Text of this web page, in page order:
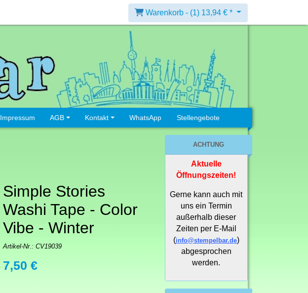
Warenkorb - (1) 13,94 € *
Impressum AGB Kontakt WhatsApp Stellengebote
Simple Stories
Washi Tape - Color
Vibe - Winter
Artikel-Nr.: CV19039
7,50 €
ACHTUNG
Aktuelle
Öffnungszeiten!
Gerne kann auch mit
uns ein Termin
außerhalb dieser
Zeiten per E-Mail
(info@stempelbar.de)
abgesprochen
werden.